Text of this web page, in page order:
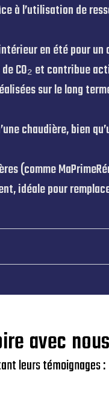
à l’utilisation de
en été pour
CO₂ et contribue
sur le long
chaudière, bien
(comme
idéale pour
avec nous
leurs témoignages :